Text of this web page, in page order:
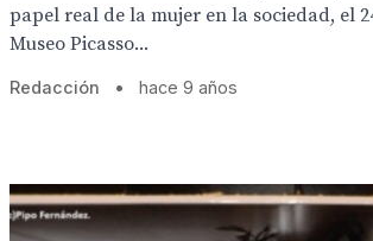
papel real de la mujer en la sociedad, el
Museo Picasso...
Redacción • hace 9 años